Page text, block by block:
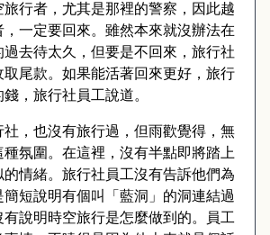
旅行者，尤其是那裡的警察，因此越
一定要回來。雖然本來就沒辦法在
去待太久，但要是不回來，旅行社
取尾款。如果能活著回來更好，旅行
，旅行社員工說道。
，也沒有旅行過，但雨歡覺得，無
氛圍。在這裡，沒有半點即將踏上
情緒。旅行社員工沒有告訴他們為
短說明有個叫「藍洞」的洞連結過
說明時空旅行是怎麼做到的。員工